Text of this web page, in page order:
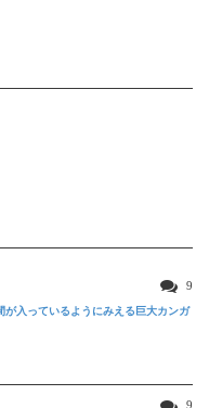
9
が入っているようにみえる巨大カンガ
9